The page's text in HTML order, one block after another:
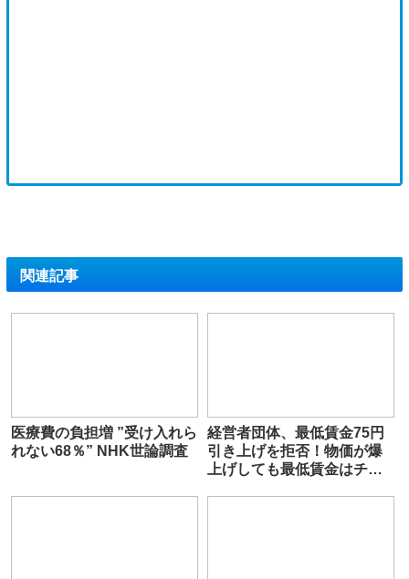
関連記事
医療費の負担増 ”受け入れら
れない68％” NHK世論調査
経営者団体、最低賃金75円
引き上げを拒否！物価が爆
上げしても最低賃金はチン